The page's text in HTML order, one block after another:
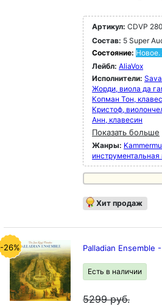
Артикул: CDVP
Состав: 5 Super
Состояние: Новое.
Лейбл: AliaVox
Исполнители:
Жорди, виола да
Копман Тон,
Кристоф,
Анн, клавесин
Показать больше
Жанры:
Хит продаж
-26% Palladian Ensemble
Есть в наличии
5299руб.